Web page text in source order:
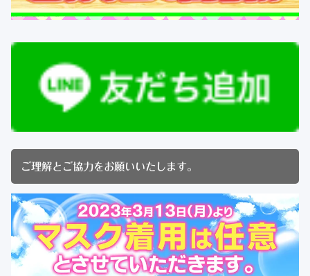
ご理解とご協力をお願いいたします。